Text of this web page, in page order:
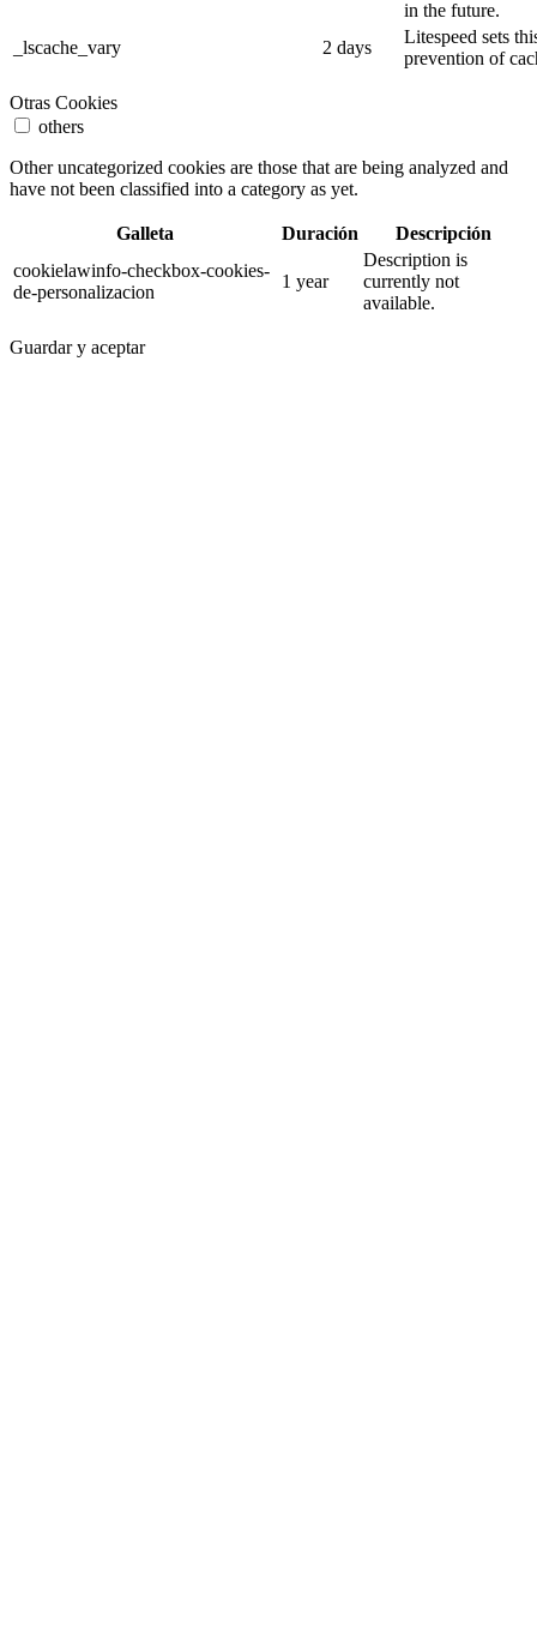
in the future.
_lscache_vary
2 days
Litespeed sets
prevention of
Otras Cookies
others
Other uncategorized cookies are those that are being analyzed and
have not been classified into a category as yet.
Galleta Duración
Descripción
cookielawinfo-checkbox-cookies-
de-personalizacion
1 year
Description is
currently not
available.
Guardar y aceptar